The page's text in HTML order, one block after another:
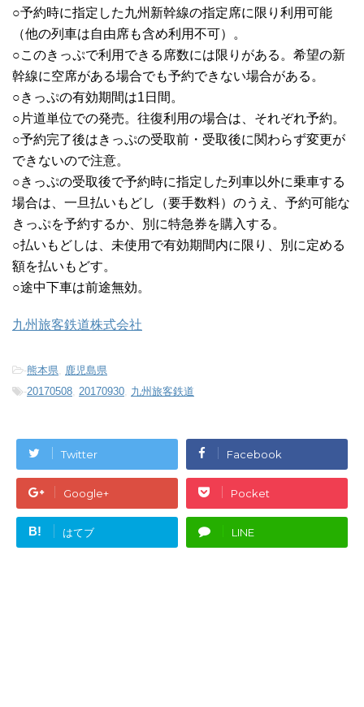
○予約時に指定した九州新幹線の指定席に限り利用可能
（他の列車は自由席も含め利用不可）。
○このきっぷで利用できる席数には限りがある。希望の新
幹線に空席がある場合でも予約できない場合がある。
○きっぷの有効期間は1日間。
○片道単位での発売。往復利用の場合は、それぞれ予約。
○予約完了後はきっぷの受取前・受取後に関わらず変更が
できないので注意。
○きっぷの受取後で予約時に指定した列車以外に乗車する
場合は、一旦払いもどし（要手数料）のうえ、予約可能な
きっぷを予約するか、別に特急券を購入する。
○払いもどしは、未使用で有効期間内に限り、別に定める
額を払いもどす。
○途中下車は前途無効。
九州旅客鉄道株式会社
-熊本県, 鹿児島県
-20170508, 20170930, 九州旅客鉄道
Twitter Facebook
Google+ Pocket
B! はてブ LINE